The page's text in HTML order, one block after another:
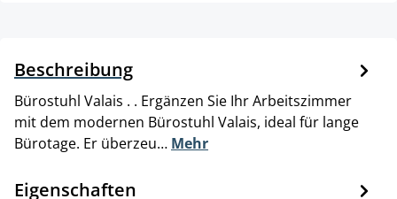
Beschreibung
Bürostuhl Valais . . Ergänzen Sie Ihr Arbeitszimmer
mit dem modernen Bürostuhl Valais, ideal für lange
Bürotage. Er überzeu… Mehr
Eigenschaften